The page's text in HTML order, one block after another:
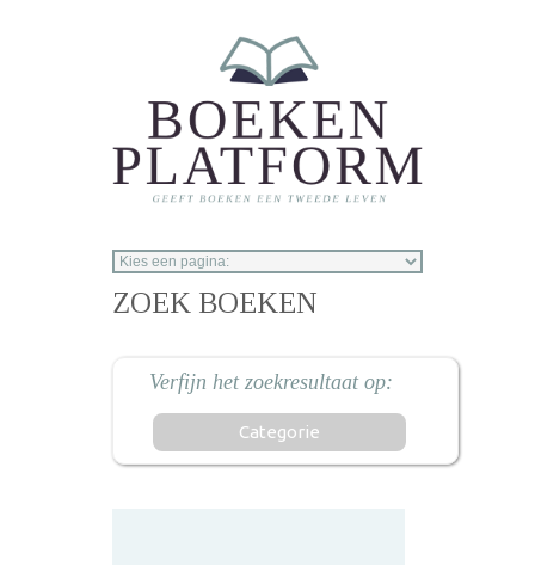
ZOEK BOEKEN
Categorie